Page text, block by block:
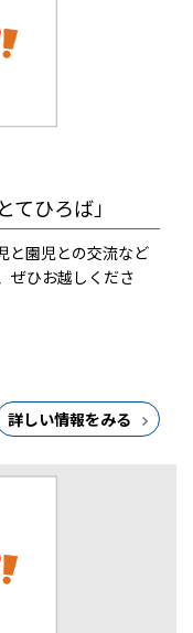
ひろば」
と園児との交流など
ぜひお越しくださ
詳しい情報をみる